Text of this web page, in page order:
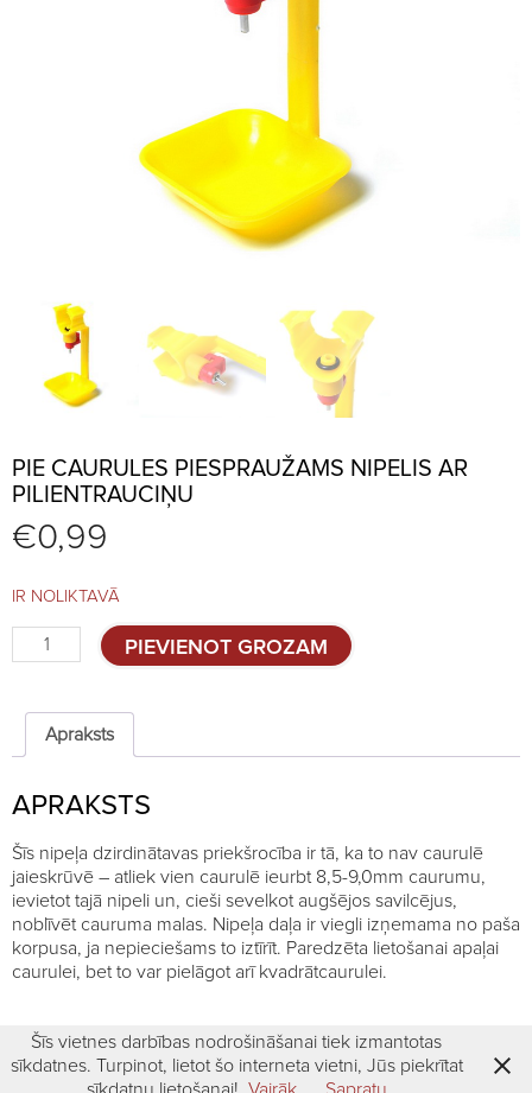
PIE CAURULES PIESPRAUŽAMS NIPELIS AR
PILIENTRAUCIŅU
€0,99
IR NOLIKTAVĀ
caurules
nipelis
pilientrauciņu
PIEVIENOT GROZAM
Apraksts
APRAKSTS
Šīs nipeļa dzirdinātavas priekšrocība ir tā, ka to nav caurulē
jaieskrūvē – atliek vien caurulē ieurbt 8,5-9,0mm caurumu,
ievietot tajā nipeli un, cieši sevelkot augšējos savilcējus,
noblīvēt cauruma malas. Nipeļa daļa ir viegli izņemama no paša
korpusa, ja nepieciešams to iztīrīt. Paredzēta lietošanai apaļai
caurulei, bet to var pielāgot arī kvadrātcaurulei.
Šīs vietnes darbības nodrošināšanai tiek izmantotas
sīkdatnes. Turpinot, lietot šo interneta vietni, Jūs piekrītat